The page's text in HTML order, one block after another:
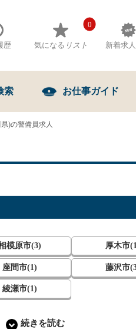
歴
0
気になる リスト 新着求
索 お仕事ガイド
)の警備員求人
模原市(3) 厚木市
座間市(1) 藤沢市
綾瀬市(1)